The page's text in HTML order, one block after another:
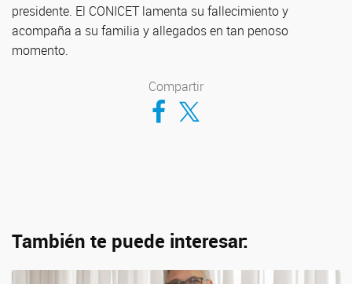
presidente. El CONICET lamenta su fallecimiento y
acompaña a su familia y allegados en tan penoso
momento.
Compartir
Compartir en Facebook
Compartir en Twitter
También te puede interesar: